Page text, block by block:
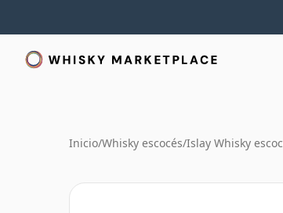
Inicio/Whisky escocés/Islay Whisky